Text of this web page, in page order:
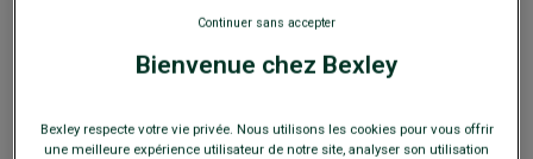
Chiné - VADIM
Bienvenue chez Bexley
Bexley respecte votre vie privée. Nous utilisons les cookies pour vous offrir
une meilleure expérience utilisateur de notre site, analyser son utilisation
Continuer sans accepter